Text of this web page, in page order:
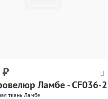
₽
Ламбе - CF036-2
ткань Ламбе